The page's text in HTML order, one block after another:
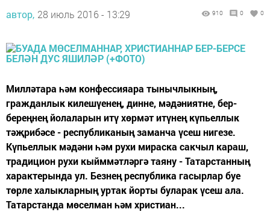
автор, 28 июль 2016 - 13:29 910 0 0
Милләтара һәм конфессияара тынычлыкның,
гражданлык килешүенең, динне, мәдәниятне, бер-
береңнең йолаларын итү хөрмәт итүнең күпьеллык
тәҗрибәсе - республиканың заманча үсеш нигезе.
Күпьеллык мәдәни һәм рухи мираска сакчыл караш,
традицион рухи кыйммәтләргә таяну - Татарстанның
характерында ул. Безнең республика гасырлар буе
төрле халыкларның уртак йорты буларак үсеш ала.
Татарстанда мөселман һәм христиан...